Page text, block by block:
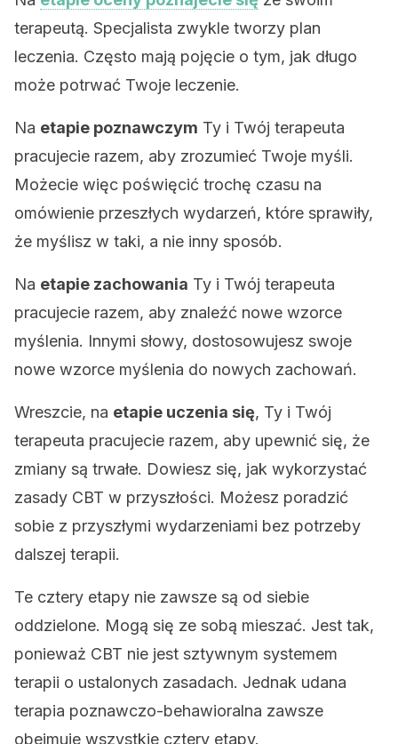
terapeutą. Specjalista zwykle tworzy plan
leczenia. Często mają pojęcie o tym, jak długo
może potrwać Twoje leczenie.
Na etapie poznawczym Ty i Twój terapeuta
pracujecie razem, aby zrozumieć Twoje myśli.
Możecie więc poświęcić trochę czasu na
omówienie przeszłych wydarzeń, które sprawiły,
że myślisz w taki, a nie inny sposób.
Na etapie zachowania Ty i Twój terapeuta
pracujecie razem, aby znaleźć nowe wzorce
myślenia. Innymi słowy, dostosowujesz swoje
nowe wzorce myślenia do nowych zachowań.
Wreszcie, na etapie uczenia się, Ty i Twój
terapeuta pracujecie razem, aby upewnić się, że
zmiany są trwałe. Dowiesz się, jak wykorzystać
zasady CBT w przyszłości. Możesz poradzić
sobie z przyszłymi wydarzeniami bez potrzeby
dalszej terapii.
Te cztery etapy nie zawsze są od siebie
oddzielone. Mogą się ze sobą mieszać. Jest tak,
ponieważ CBT nie jest sztywnym systemem
terapii o ustalonych zasadach. Jednak udana
terapia poznawczo-behawioralna zawsze
obejmuje wszystkie cztery etapy.